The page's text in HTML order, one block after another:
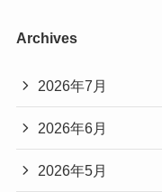
Archives
2026年7月
2026年6月
2026年5月